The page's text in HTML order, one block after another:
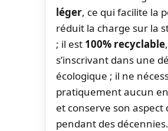
léger, ce qui facilite la
réduit la charge sur la
; il est 100% recyclable,
s’inscrivant dans une
écologique ; il ne
pratiquement aucun
et conserve son aspect
pendant des